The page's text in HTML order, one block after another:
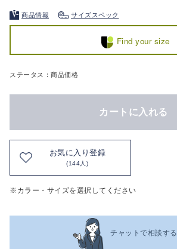
商品情報 サイズスペック
Find your size
ステータス：商品価格
カートに入れる
お気に入り登録
(144人)
※カラー・サイズを選択してください
チャットで相談する